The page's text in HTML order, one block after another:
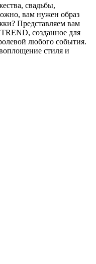
свадьбы,
вам нужен образ
Представляем вам
созданное для
любого события.
стиля и